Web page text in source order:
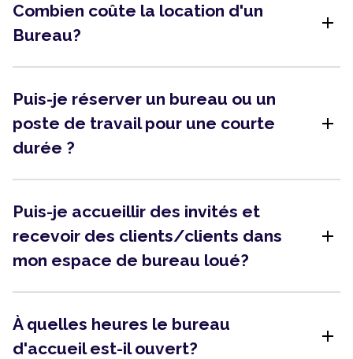
Combien coûte la location d'un
Bureau?
add
Puis-je réserver un bureau ou un
poste de travail pour une courte
durée ?
add
Puis-je accueillir des invités et
recevoir des clients/clients dans
mon espace de bureau loué?
add
À quelles heures le bureau
d'accueil est-il ouvert?
add